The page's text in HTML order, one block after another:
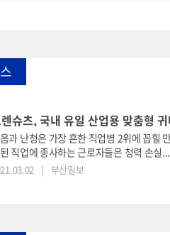
슈츠, 국내 유일 산업용 맞춤형
과 난청은 가장 흔한 직업병 2위에 꼽힐
직업에 종사하는 근로자들은 청력 손실...
| 부산일보